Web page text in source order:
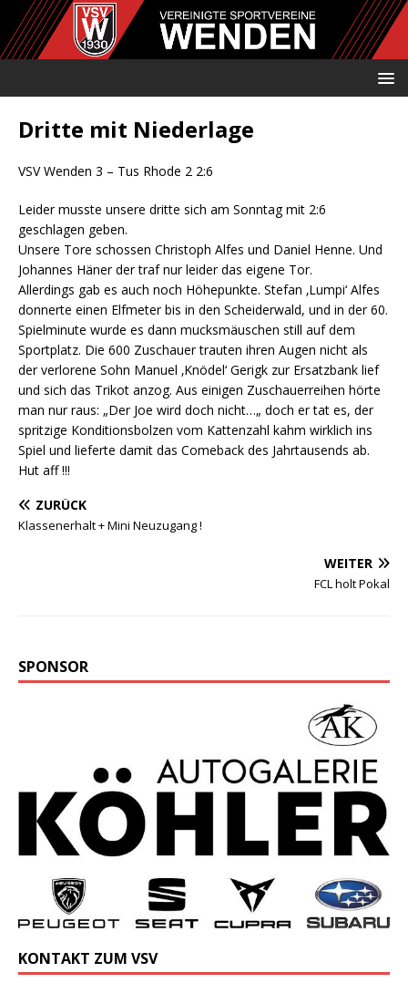
Dritte mit Niederlage
VSV Wenden 3 – Tus Rhode 2 2:6
Leider musste unsere dritte sich am Sonntag mit 2:6
geschlagen geben.
Unsere Tore schossen Christoph Alfes und Daniel Henne. Und
Johannes Häner der traf nur leider das eigene Tor.
Allerdings gab es auch noch Höhepunkte. Stefan ‚Lumpi‘ Alfes
donnerte einen Elfmeter bis in den Scheiderwald, und in der 60.
Spielminute wurde es dann mucksmäuschen still auf dem
Sportplatz. Die 600 Zuschauer trauten ihren Augen nicht als
der verlorene Sohn Manuel ‚Knödel‘ Gerigk zur Ersatzbank lief
und sich das Trikot anzog. Aus einigen Zuschauerreihen hörte
man nur raus: „Der Joe wird doch nicht…„ doch er tat es, der
spritzige Konditionsbolzen vom Kattenzahl kahm wirklich ins
Spiel und lieferte damit das Comeback des Jahrtausends ab.
Hut aff !!!
ZURÜCK
Klassenerhalt + Mini Neuzugang !
WEITER
FCL holt Pokal
SPONSOR
KONTAKT ZUM VSV